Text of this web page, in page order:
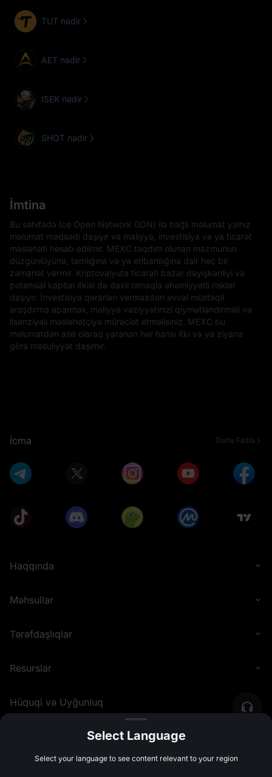
TUT nədir
AET nədir
ISEK nədir
SHOT nədir
İmtina
Bu səhifədə Ice Open Network (ION) ilə bağlı məlumat yalnız
məlumat məqsədi daşıyır və maliyyə, investisiya və ya ticarət
məsləhəti hesab edilmir. MEXC təqdim olunan məzmunun
düzgünlüyünə, tamlığına və ya etibarlılığına dair heç bir
zəmanət vermir. Kriptovalyuta ticarəti bazar dəyişkənliyi və
potensial kapital itkisi də daxil olmaqla əhəmiyyətli risklər
daşıyır. İnvestisiya qərarları verməzdən əvvəl müstəqil
araşdırma aparmalı, maliyyə vəziyyətinizi qiymətləndirməli və
lisenziyalı məsləhətçiyə müraciət etməlisiniz. MEXC bu
məlumatdan asılı olaraq yaranan hər hansı itki və ya ziyana
görə məsuliyyət daşımır.
İcma Daha Fazla
Haqqında
Məhsullar
Tərəfdaşlıqlar
Resurslar
Hüquqi və Uyğunluq
©2026 MEXC.COM
Select Language
Select your language to see content relevant to your region